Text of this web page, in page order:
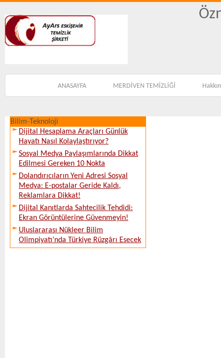
ANASAYFA MERDİVEN TEMİZLİĞİ
Bilim-Teknoloji
Dijital Hesaplama Araçları Günlük
Hayatı Nasıl Kolaylaştırıyor?
Sosyal Medya Paylaşımlarında Dikkat
Edilmesi Gereken 10 Nokta
Dolandırıcıların Yeni Adresi Sosyal
Medya: E-postalar Geride Kaldı,
Reklamlara Dikkat!
Dijital Kanıtlarda Sahtecilik Tehdidi:
Ekran Görüntülerine Güvenmeyin!
Uluslararası Nükleer Bilim
Olimpiyatı’nda Türkiye Rüzgârı Esecek